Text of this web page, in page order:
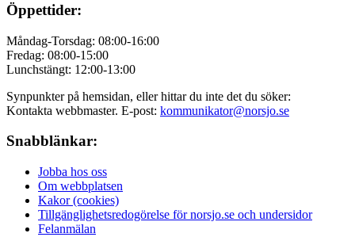
Öppettider:
Måndag-Torsdag: 08:00-16:00
Fredag: 08:00-15:00
Lunchstängt: 12:00-13:00
Synpunkter på hemsidan, eller hittar du inte det du söker:
Kontakta webbmaster. E-post: kommunikator@norsjo.se
Snabblänkar:
Jobba hos oss
Om webbplatsen
Kakor (cookies)
Tillgänglighetsredogörelse för norsjo.se och undersidor
Felanmälan